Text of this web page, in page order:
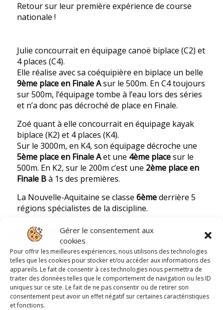
Gérer le consentement aux
cookies
Pour offrir les meilleures expériences, nous utilisons des technologies
telles que les cookies pour stocker et/ou accéder aux informations des
appareils. Le fait de consentir à ces technologies nous permettra de
traiter des données telles que le comportement de navigation ou les ID
uniques sur ce site. Le fait de ne pas consentir ou de retirer son
consentement peut avoir un effet négatif sur certaines caractéristiques
et fonctions.
Retour sur leur première expérience de course
nationale !
Julie concourrait en équipage canoë biplace (C2) et
4 places (C4).
Elle réalise avec sa coéquipière en biplace un belle
9ème place en Finale Asur le 500m. En C4 toujours
sur 500m, l’équipage tombe à l’eau lors des séries
et n’a donc pas décroché de place en Finale.
Zoé quant à elle concourrait en équipage kayak
biplace (K2) et 4 places (K4).
Sur le 3000m, en K4, son équipage décroche une
5ème place en Finale Aet une 4ème placesur le
500m. En K2, sur le 200m c’est une 2ème place en
Finale Bà 1s des premières.
La Nouvelle-Aquitaine se classe 6èmederrière 5
régions spécialistes de la discipline.
Les néo-aquitains n’ont pas démérité, comme Zoé
et Julie, qui reviennent avec un large sourire et
plein de nouvelles expériences.
Le club remercie toute l’équipe encadrante qui a
encouragé et suivi les jeunes lors des stages
préparatoires et tout au long des Régates !